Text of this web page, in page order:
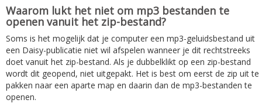
Waarom lukt het niet om mp3 bestanden te
openen vanuit het zip-bestand?
Soms is het mogelijk dat je computer een mp3-geluidsbestand uit
een Daisy-publicatie niet wil afspelen wanneer je dit rechtstreeks
doet vanuit het zip-bestand. Als je dubbelklikt op een zip-bestand
wordt dit geopend, niet uitgepakt. Het is best om eerst de zip uit te
pakken naar een aparte map en daarin dan de mp3-bestanden te
openen.